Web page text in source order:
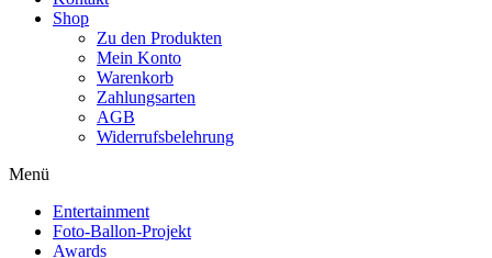
Shop
Zu den Produkten
Mein Konto
Warenkorb
Zahlungsarten
AGB
Widerrufsbelehrung
Menü
Entertainment
Foto-Ballon-Projekt
Awards